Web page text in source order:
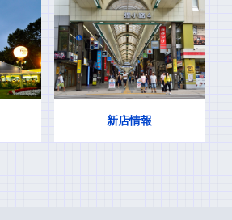
新店情報